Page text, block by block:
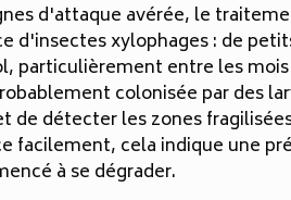
d'attaque avérée, le
d'insectes xylophages : de
particulièrement entre les
colonisée par des
de détecter les zones
facilement, cela indique une
à se dégrader.